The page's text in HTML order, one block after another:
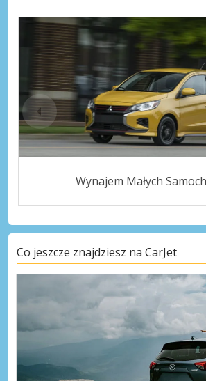
Wynajem Małych
Co jeszcze znajdziesz na CarJet